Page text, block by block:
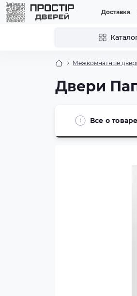
Доставка
Межкомнатные
Двери
Все о товаре